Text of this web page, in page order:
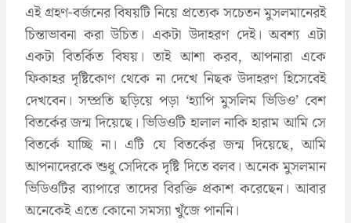
এই গ্রহণ-বর্জনের বিষয়টি নিয়ে প্রত্যেক সচেতন মুসলমানেরই
চিন্তাভাবনা করা উচিত। একটা উদাহরণ দেই। অবশ্য এটা
একটা বিতর্কিত বিষয়। তাই আশা করব, আপনারা একে
ফিকাহর দৃষ্টিকোণ থেকে না দেখে নিছক উদাহরণ হিসেবেই
দেখবেন। সম্প্রতি ছড়িয়ে পড়া ‘হ্যাপি মুসলিম ভিডিও’ বেশ
বিতর্কের জন্ম দিয়েছে। ভিডিওটি হালাল নাকি হারাম আমি সে
বিতর্কে যাচ্ছি না। এটি যে বিতর্কের জন্ম দিয়েছে, আমি
আপনাদেরকে শুধু সেদিকে দৃষ্টি দিতে বলব। অনেক মুসলমান
ভিডিওটির ব্যাপারে তাদের বিরক্তি প্রকাশ করেছেন। আবার
অনেকেই এতে কোনো সমস্যা খুঁজে পাননি।